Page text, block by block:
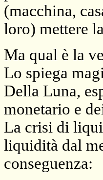
(macchina,
loro) mettere
Ma qual è la
Lo spiega
Della Luna,
monetario e
La crisi di
liquidità dal
conseguenza: